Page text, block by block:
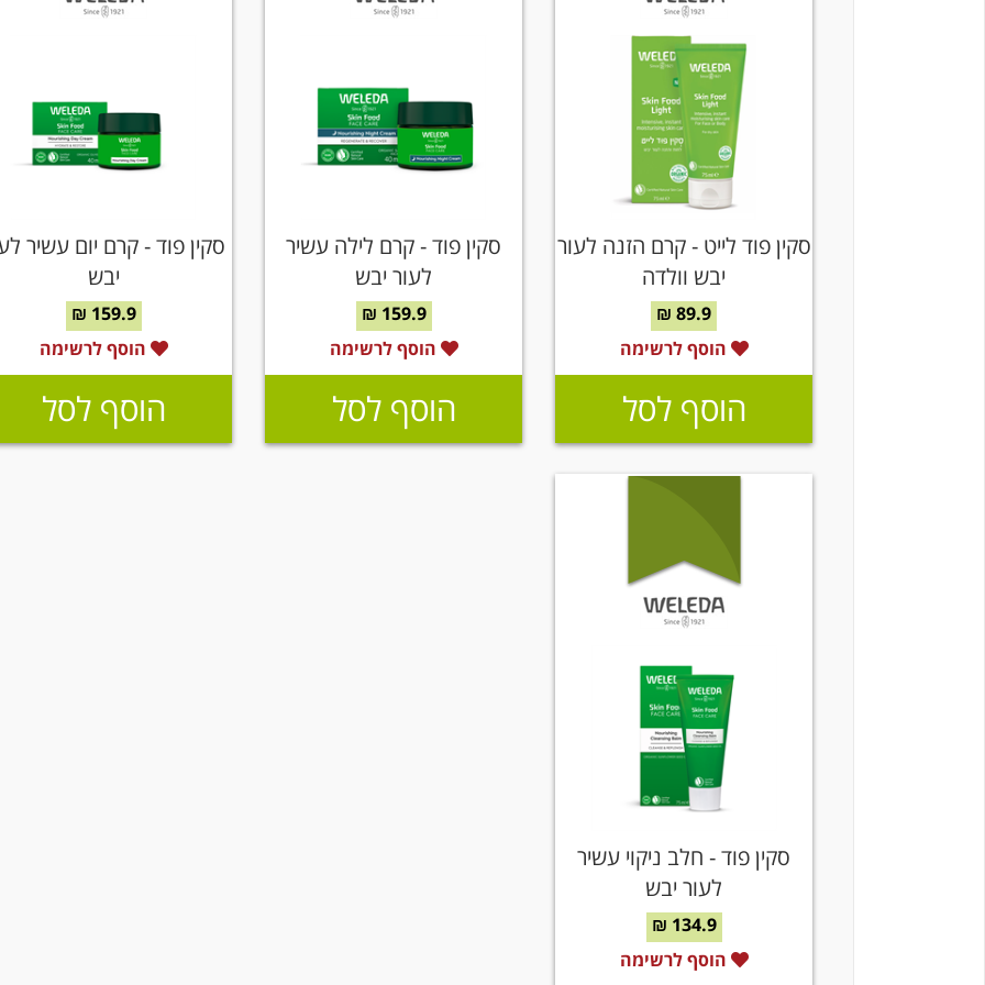
סקין פוד לייט - קרם הזנה לעור
יבש וולדה
89.9 ₪
הוסף לרשימה
הוסף לסל
סקין פוד - קרם לילה עשיר
לעור יבש
159.9 ₪
הוסף לרשימה
הוסף לסל
סקין פוד - קרם יום עשיר
יבש
159.9 ₪
הוסף לרשימה
הוסף לסל
סקין פוד - חלב ניקוי עשיר
לעור יבש
134.9 ₪
הוסף לרשימה